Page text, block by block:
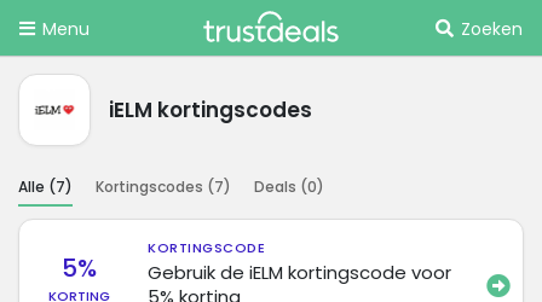
Menu Zoeken
iELM kortingscodes
Alle (7) Kortingscodes (7) Deals (0)
5%
KORTING
KORTINGSCODE
Gebruik de iELM kortingscode voor
5% korting